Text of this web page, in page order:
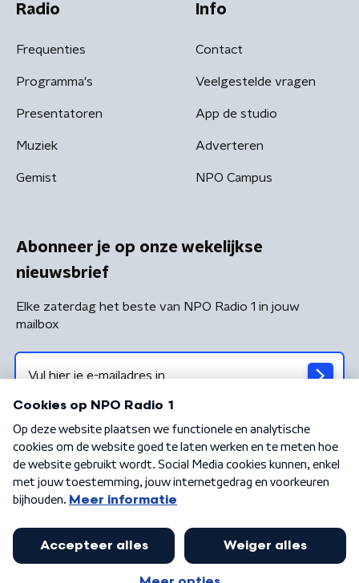
Radio
Frequenties
Programma's
Presentatoren
Muziek
Gemist
Info
Contact
Veelgestelde vragen
App de studio
Adverteren
NPO Campus
Abonneer je op onze wekelijkse
nieuwsbrief
Elke zaterdag het beste van NPO Radio 1 in jouw
mailbox
Algemene voorwaarden